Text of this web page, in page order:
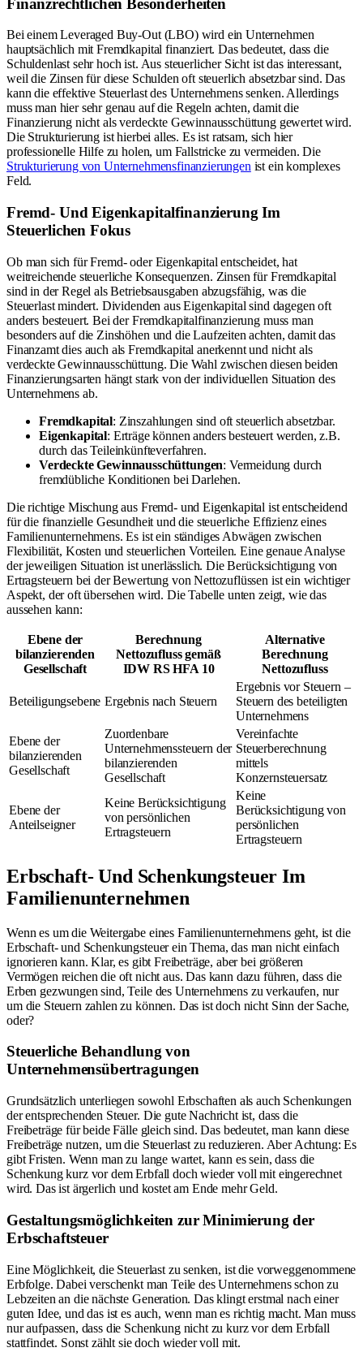
Finanzrechtlichen Besonderheiten
Bei einem Leveraged Buy-Out (LBO) wird ein Unternehmen
hauptsächlich mit Fremdkapital finanziert. Das bedeutet, dass die
Schuldenlast sehr hoch ist. Aus steuerlicher Sicht ist das interessant,
weil die Zinsen für diese Schulden oft steuerlich absetzbar sind. Das
kann die effektive Steuerlast des Unternehmens senken. Allerdings
muss man hier sehr genau auf die Regeln achten, damit die
Finanzierung nicht als verdeckte Gewinnausschüttung gewertet wird.
Die Strukturierung ist hierbei alles. Es ist ratsam, sich hier
professionelle Hilfe zu holen, um Fallstricke zu vermeiden. Die
Strukturierung von Unternehmensfinanzierungenist ein komplexes
Feld.
Fremd- Und Eigenkapitalfinanzierung Im
Steuerlichen Fokus
Ob man sich für Fremd- oder Eigenkapital entscheidet, hat
weitreichende steuerliche Konsequenzen. Zinsen für Fremdkapital
sind in der Regel als Betriebsausgaben abzugsfähig, was die
Steuerlast mindert. Dividenden aus Eigenkapital sind dagegen oft
anders besteuert. Bei der Fremdkapitalfinanzierung muss man
besonders auf die Zinshöhen und die Laufzeiten achten, damit das
Finanzamt dies auch als Fremdkapital anerkennt und nicht als
verdeckte Gewinnausschüttung. Die Wahl zwischen diesen beiden
Finanzierungsarten hängt stark von der individuellen Situation des
Unternehmens ab.
Fremdkapital: Zinszahlungen sind oft steuerlich absetzbar.
Eigenkapital: Erträge können anders besteuert werden, z.B.
durch das Teileinkünfteverfahren.
Verdeckte Gewinnausschüttungen: Vermeidung durch
fremdübliche Konditionen bei Darlehen.
Die richtige Mischung aus Fremd- und Eigenkapital ist entscheidend
für die finanzielle Gesundheit und die steuerliche Effizienz eines
Familienunternehmens. Es ist ein ständiges Abwägen zwischen
Flexibilität, Kosten und steuerlichen Vorteilen. Eine genaue Analyse
der jeweiligen Situation ist unerlässlich. Die Berücksichtigung von
Ertragsteuern bei der Bewertung von Nettozuflüssen ist ein wichtiger
Aspekt, der oft übersehen wird. Die Tabelle unten zeigt, wie das
aussehen kann:
Ebene der
bilanzierenden
Gesellschaft
Berechnung
Nettozufluss gemäß
IDW RS HFA 10
Alternative
Berechnung
Nettozufluss
Beteiligungsebene Ergebnis nach Steuern
Ergebnis vor Steuern –
Steuern des beteiligten
Unternehmens
Ebene der
bilanzierenden
Gesellschaft
Zuordenbare
Unternehmenssteuern der
bilanzierenden
Gesellschaft
Vereinfachte
Steuerberechnung
mittels
Konzernsteuersatz
Ebene der
Anteilseigner
Keine Berücksichtigung
von persönlichen
Ertragsteuern
Keine
Berücksichtigung von
persönlichen
Ertragsteuern
Erbschaft- Und Schenkungsteuer Im
Familienunternehmen
Wenn es um die Weitergabe eines Familienunternehmens geht, ist die
Erbschaft- und Schenkungsteuer ein Thema, das man nicht einfach
ignorieren kann. Klar, es gibt Freibeträge, aber bei größeren
Vermögen reichen die oft nicht aus. Das kann dazu führen, dass die
Erben gezwungen sind, Teile des Unternehmens zu verkaufen, nur
um die Steuern zahlen zu können. Das ist doch nicht Sinn der Sache,
oder?
Steuerliche Behandlung von
Unternehmensübertragungen
Grundsätzlich unterliegen sowohl Erbschaften als auch Schenkungen
der entsprechenden Steuer. Die gute Nachricht ist, dass die
Freibeträge für beide Fälle gleich sind. Das bedeutet, man kann diese
Freibeträge nutzen, um die Steuerlast zu reduzieren. Aber Achtung: Es
gibt Fristen. Wenn man zu lange wartet, kann es sein, dass die
Schenkung kurz vor dem Erbfall doch wieder voll mit eingerechnet
wird. Das ist ärgerlich und kostet am Ende mehr Geld.
Gestaltungsmöglichkeiten zur Minimierung der
Erbschaftsteuer
Eine Möglichkeit, die Steuerlast zu senken, ist die vorweggenommene
Erbfolge. Dabei verschenkt man Teile des Unternehmens schon zu
Lebzeiten an die nächste Generation. Das klingt erstmal nach einer
guten Idee, und das ist es auch, wenn man es richtig macht. Man muss
nur aufpassen, dass die Schenkung nicht zu kurz vor dem Erbfall
stattfindet. Sonst zählt sie doch wieder voll mit.